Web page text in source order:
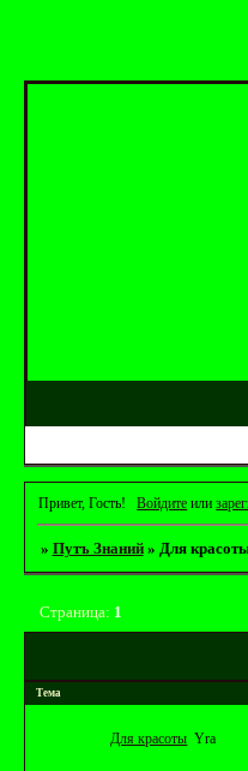
Привет, Гость! Войдите или
» Путъ Знаний » Для
Страница: 1
Тема
Для красоты Yrа